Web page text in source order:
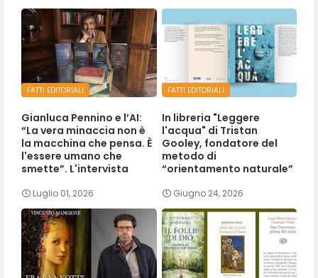
FATTI EDITORIALI
Gianluca Pennino e l’AI:
“La vera minaccia non è
la macchina che pensa. È
l'essere umano che
smette”. L'intervista
Luglio 01, 2026
FATTI EDITORIALI
In libreria "Leggere
l'acqua" di Tristan
Gooley, fondatore del
metodo di
“orientamento naturale”
Giugno 24, 2026